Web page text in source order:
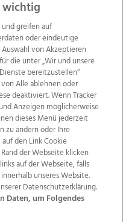
Kontakt
Jobs
AGB Anzeigekunden
Politische Werbung
wichtig
greifen auf
oder eindeutige
von Akzeptieren
die unter „Wir und unsere
bereitzustellen“
Alle ablehnen oder
deaktiviert. Wenn Tracker
Anzeigen möglicherweise
dieses Menü jederzeit
zu ändern oder Ihre
den Link Cookie
der Webseite klicken
auf der Webseite, falls
unseres Website.
Datenschutzerklärung.
Daten, um Folgendes